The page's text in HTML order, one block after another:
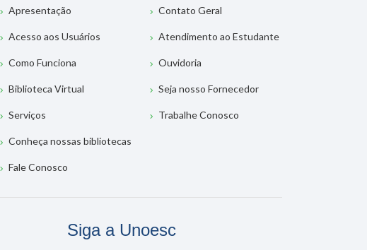
Apresentação
Acesso aos Usuários
Como Funciona
Biblioteca Virtual
Serviços
Conheça nossas bibliotecas
Fale Conosco
Contato Geral
Atendimento ao Estudante
Ouvidoria
Seja nosso Fornecedor
Trabalhe Conosco
Siga a Unoesc